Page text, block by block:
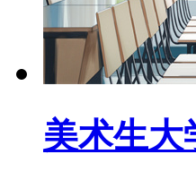
美术生大